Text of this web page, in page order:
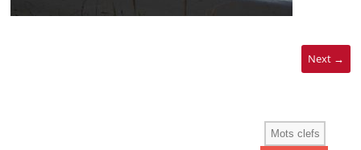
Next →